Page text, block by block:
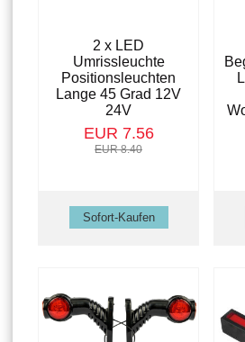
2 x LED
Umrissleuchte
Positionsleuchten
Lange 45 Grad 12V
24V
EUR 7.56
EUR 8.40